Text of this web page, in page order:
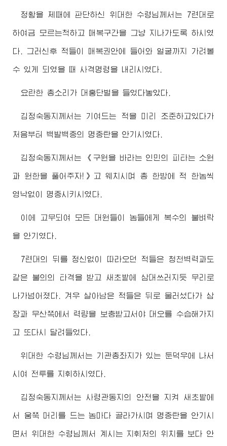
정황을 제때에 판단하신 위대한 수령님께서는 7련대로
하여금 모르는척하고 매복구간을 그냥 지나가도록 하시였
다. 그러신후 적들이 매복권안에 들어와 얼굴까지 가려볼
수 있게 되였을 때 사격명령을 내리시였다.
요란한 총소리가 대홍단벌을 들었다놓았다.
김정숙동지 께서는 기여드는 적을 미리 조준하고있다가
처음부터 백발백중의 명중탄을 안기시였다.
김정숙동지 께서는 《구원을 바라는 인민의 피타는 소원
과 원한을 풀어주자!》고 웨치시며 총 한방에 적 한놈씩
영낙없이 명중시키시였다.
이에 고무되여 모든 대원들이 놈들에게 복수의 불벼락
을 안기였다.
7련대의 뒤를 정신없이 따라오던 적들은 청천벽력과도
같은 불의의 타격을 받고 새초밭에 삼대쓰러지듯 무리로
나가넘어졌다. 겨우 살아남은 적들은 뒤로 물러섰다가 삼
장과 무산쪽에서 력량을 보충받고서야 대오를 수습해가지
고 또다시 달려들었다.
위대한 수령님께서는 기관총좌지가 있는 둔덕우에 나서
시여 전투를 지휘하시였다.
김정숙동지 께서는 사령관동지의 안전을 지켜 새초밭에
서 움쭉 머리를 드는 놈마다 골라가시며 명중탄을 안기시
면서 위대한 수령님께서 계시는 지휘처의 위치를 보다 안